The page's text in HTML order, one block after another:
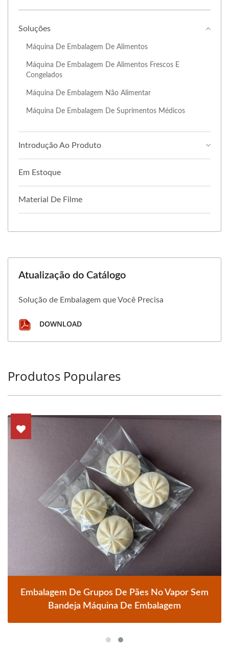
Soluções
Máquina De Embalagem De Alimentos
Máquina De Embalagem De Alimentos Frescos E
Congelados
Máquina De Embalagem Não Alimentar
Máquina De Embalagem De Suprimentos Médicos
Introdução Ao Produto
Em Estoque
Material De Filme
Atualização do Catálogo
Solução de Embalagem que Você Precisa
DOWNLOAD
Produtos Populares
Embalagem De Grupos De Pães No Vapor Sem
Bandeja Máquina De Embalagem